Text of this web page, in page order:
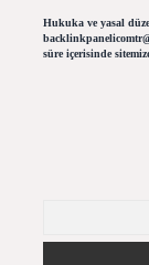
Hukuka ve yasal
süre içerisinde